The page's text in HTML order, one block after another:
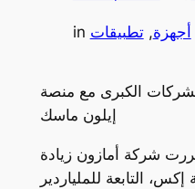
in أجهزة, تطبيقات
الكبرى مع منصة
إيلون ماسك
شركة أمازون زيادة
التابعة للملياردير